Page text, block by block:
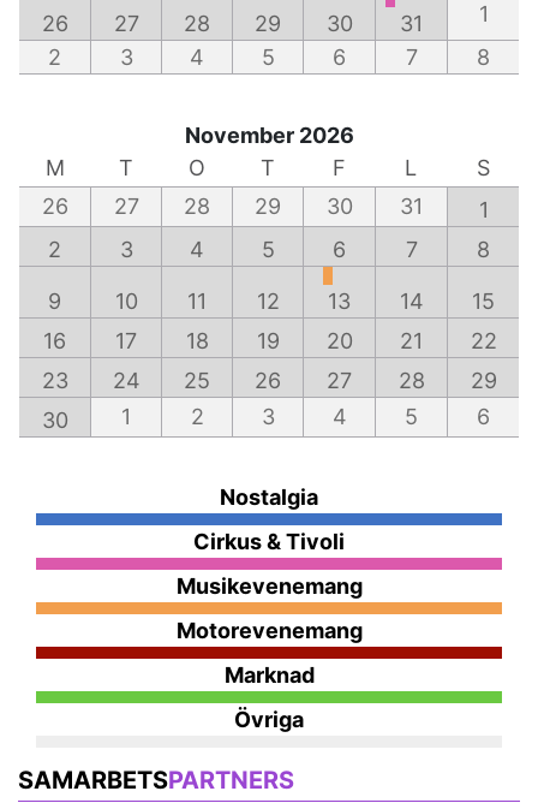
26 27 28 29 30 31
1
2
3 4 5 6 7 8
November 2026
M
T O T F L
S
26
27 28 29 30 31
1
2
3 4 5 6 7 8
9 10 11 12 13 14
15
16
17 18 19 20 21
22
23
24 25 26 27 28
29
30
1 2 3 4 5 6
Nostalgia
Cirkus & Tivoli
Musikevenemang
Motorevenemang
Marknad
Övriga
SAMARBETSPARTNERS